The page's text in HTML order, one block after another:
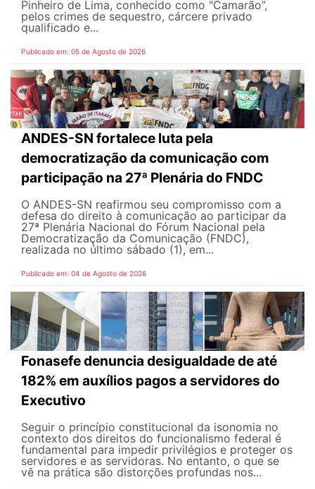
Pinheiro de Lima, conhecido como "Camarão”,
pelos crimes de sequestro, cárcere privado
qualificado e...
Publicado em: 05 de Agosto de 2026
ANDES-SN fortalece luta pela
democratização da comunicação com
participação na 27ª Plenária do FNDC
O ANDES-SN reafirmou seu compromisso com a
defesa do direito à comunicação ao participar da
27ª Plenária Nacional do Fórum Nacional pela
Democratização da Comunicação (FNDC),
realizada no último sábado (1), em...
Publicado em: 04 de Agosto de 2026
Fonasefe denuncia desigualdade de até
182% em auxílios pagos a servidores do
Executivo
Seguir o princípio constitucional da isonomia no
contexto dos direitos do funcionalismo federal é
fundamental para impedir privilégios e proteger os
servidores e as servidoras. No entanto, o que se
vê na prática são distorções profundas nos...